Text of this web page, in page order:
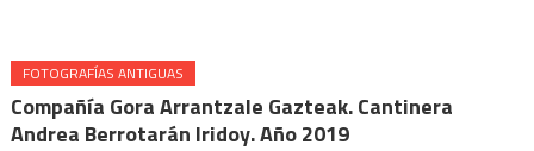
FOTOGRAFÍAS ANTIGUAS
Compañía Gora Arrantzale Gazteak. Cantinera
Andrea Berrotarán Iridoy. Año 2019